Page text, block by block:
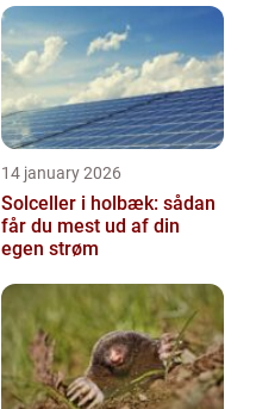
14 january 2026
Solceller i holbæk: sådan
får du mest ud af din
egen strøm